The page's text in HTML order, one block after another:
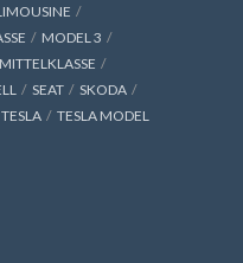
MODEL 3
SEAT
SKODA
TESLA
TESLA MODEL